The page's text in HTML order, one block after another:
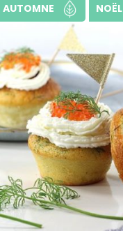
AUTOMNE NOËL